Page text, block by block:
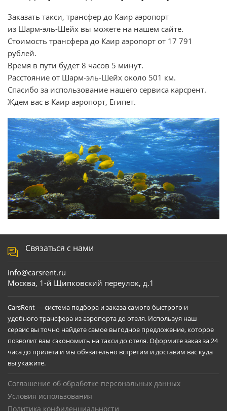
Заказать такси, трансфер до Каир аэропорт
из Шарм-эль-Шейх вы можете на нашем сайте.
Стоимость трансфера до Каир аэропорт от 17 791
рублей.
Время в пути будет 8 часов 5 минут.
Расстояние от Шарм-эль-Шейх около 501 км.
Спасибо за использование нашего сервиса карсрент.
Ждем вас в Каир аэропорт, Египет.
Связаться с нами
info@carsrent.ru
Москва, 1-й Щипковский переулок, д.1
CarsRent — система подбора и заказа самого быстрого и
удобного трансфера из аэропорта до отеля. Используя наш
сервис вы точно найдете самое выгодное предложение, которое
позволит вам сэкономить на такси до отеля. Оформите заказ за 24
часа до прилета и мы обязательно встретим и доставим вас куда
вы укажите.
Соглашение об обработке персональных данных
Условия использования
Политика конфиденциальности